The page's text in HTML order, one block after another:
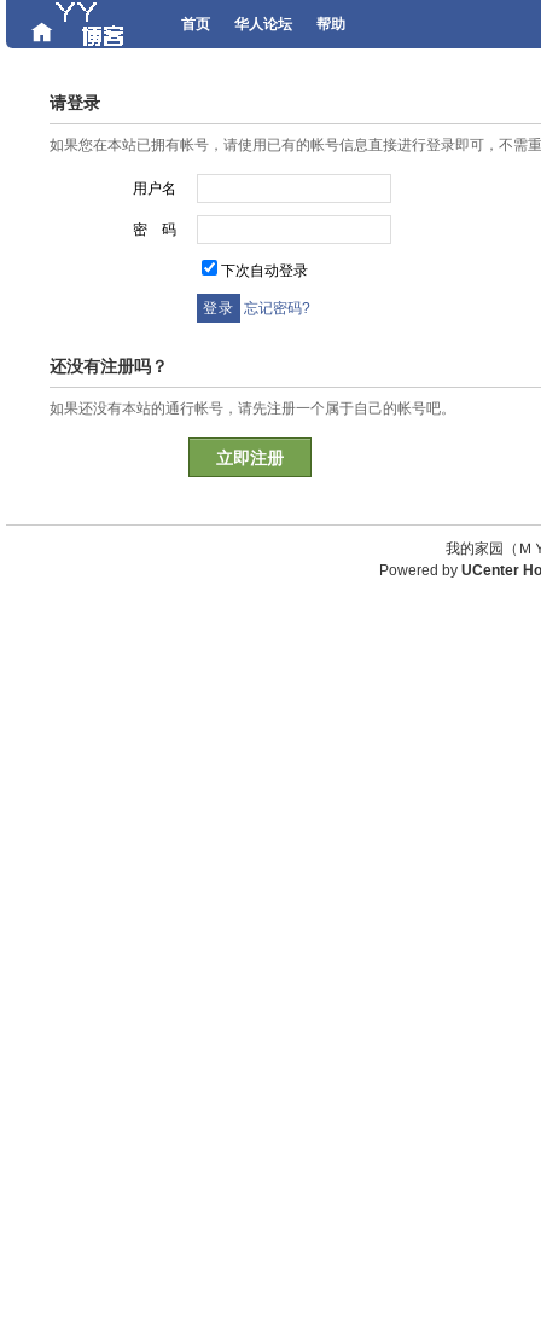
首页 华人论坛 帮助
请登录
如果您在本站已拥有帐号，请使用已有的帐号信息直接进行登录即可，不需
用户名
密 码
下次自动登录
忘记密码?
还没有注册吗？
如果还没有本站的通行帐号，请先注册一个属于自己的帐号吧。
立即注册
我的家园（
Powered by UCenter